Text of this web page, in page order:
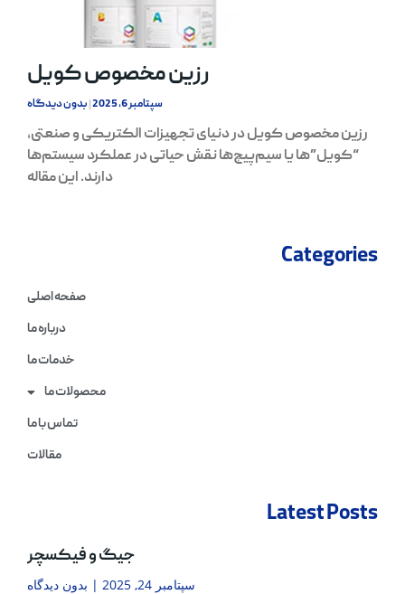
رزین مخصوص کویل
سپتامبر 6, 2025 بدون دیدگاه
رزین مخصوص کویل در دنیای تجهیزات الکتریکی و صنعتی،
“کویل”‌ها یا سیم‌پیچ‌ها نقش حیاتی در عملکرد سیستم‌ها
دارند. این مقاله
Categories
صفحه اصلی
درباره ما
خدمات ما
محصولات ما
تماس با ما
مقالات
Latest Posts
جیگ و فیکسچر
سپتامبر 24, 2025 بدون دیدگاه